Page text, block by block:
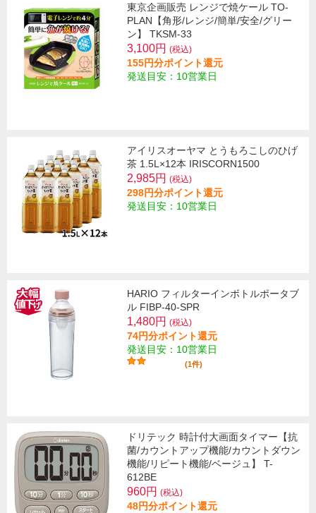
東京企画販売 レンジで焼ケール TO-
PLAN【角形/レンジ/簡単/安全/グリー
ン】 TKSM-33
3,100円 (税込)
155円分ポイント還元
発送目安：10営業日
アイリスオーヤマ とうもろこしのひげ
茶 1.5L×12本 IRISCORN1500
2,985円 (税込)
298円分ポイント還元
発送目安：10営業日
HARIO フィルターインボトルポータブ
ル FIBP-40-SPR
1,480円 (税込)
74円分ポイント還元
発送目安：10営業日
(1件)
ドリテック 時計付大画面タイマー【抗
菌/カウントアップ機能/カウントダウン
機能/リピート機能/ベージュ】 T-
612BE
960円 (税込)
48円分ポイント還元